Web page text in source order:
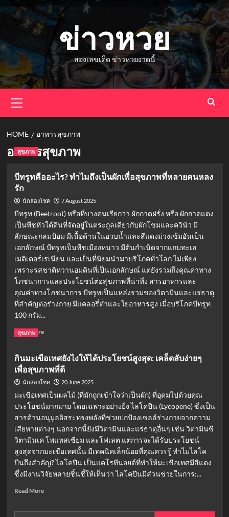
Skip
ข่าวหวย
ส่องเลขเด็ด ข่าวหวยงวดนี้
Menu
HOME อาหารสุขภาพ
อาหารสุขภาพ
สุขภาพ
บีทรูทคืออะไร? ทำไมถึงเป็นผักเพื่อสุขภาพที่หลายคนหลง
รัก
นักส่องโชค 7 August 2025
บีทรูท (Beetroot) หรือที่บางคนเรียกว่า ผักกาดฝรั่ง หรือ ผักกาดแดง
เป็นพืชหัวใต้ดินที่จัดอยู่ในตระกูลเดียวกับผักโขมและควินัว มี
ลักษณะกลมป้อม มีเนื้อด้านในอวบน้ำและสีแดงม่วงเข้มอันเป็น
เอกลักษณ์ บีทรูทเป็นพืชเมืองหนาว มีต้นกำเนิดจากแถบทะเล
เมดิเตอร์เรเนียน และเป็นที่นิยมนำมาบริโภคทั่วโลก ไม่เพียง
เพราะรสชาติหวานอมดินที่เป็นเอกลักษณ์ แต่ยังรวมถึงคุณค่าทาง
โภชนาการและประโยชน์ต่อสุขภาพที่น่าทึ่ง สารอาหารและ
คุณค่าทางโภชนาการ บีทรูทเป็นแหล่งรวมของวิตามินและแร่ธาตุ
ที่สำคัญต่อร่างกาย มีแคลอรี่ต่ำและใยอาหารสูง เมื่อบริโภคบีทรูท
100 กรัม...
Read MoreRead
บี
ทรูท
คือ
อะไร?
ทำไม
ถึง
เป็น
ผัก
เพื่อ
สุขภาพ
หลาย
คน
สุขภาพ
กินมะเขือเทศยังไงให้ได้ประโยชน์สูงสุด: เคล็ดลับง่ายๆ
เพื่อสุขภาพที่ดี
นักส่องโชค 20 June 2025
มะเขือเทศเป็นผลไม้ (ที่มักถูกเข้าใจว่าเป็นผัก) ที่อุดมไปด้วยคุณ
ประโยชน์มากมาย โดยเฉพาะอย่างยิ่ง ไลโคปีน (Lycopene) ซึ่งเป็น
สารต้านอนุมูลอิสระทรงพลังที่ช่วยปกป้องเซลล์ร่างกายจากความ
เสียหายต่างๆ นอกจากนี้ยังมีวิตามินและแร่ธาตุอื่นๆ เช่น วิตามินซี
วิตามินเค โพแทสเซียม และโฟเลต แต่การจะได้รับประโยชน์
สูงสุดจากมะเขือเทศนั้น มีเทคนิคเล็กน้อยที่คุณควรรู้ ทำไมไลโค
ปีนถึงสำคัญ? ไลโคปีน เป็นแคโรทีนอยด์ที่ทำให้มะเขือเทศมีสีแดง
ซึ่งมีงานวิจัยหลายชิ้นชี้ให้เห็นว่า ไลโคปีนมีส่วนช่วยในการ:...
Read MoreRead